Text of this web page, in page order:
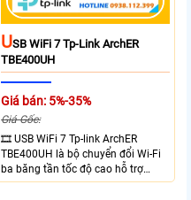
USB WiFi 7 Tp-Link ArchER
TBE400UH
Giá bán: 5%-35%
Giá Gốc:
🎞 USB WiFi 7 Tp-link ArchER
TBE400UH là bộ chuyển đổi Wi-Fi
ba băng tần tốc độ cao hỗ trợ
2882 Mbps trên 6GHz, 2882 Mbps